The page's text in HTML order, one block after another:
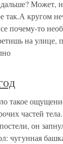
Может,
так.А кругом
почему-то
на улице,
такое
частей
он
чугунная